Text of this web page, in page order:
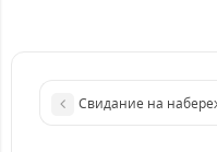
Свидание на